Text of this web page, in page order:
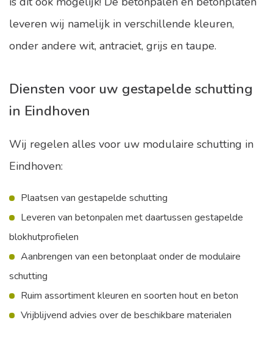
leveren wij namelijk in verschillende kleuren,
onder andere wit, antraciet, grijs en taupe.
Diensten voor uw gestapelde schutting
in Eindhoven
Wij regelen alles voor uw modulaire schutting in
Eindhoven:
Plaatsen van gestapelde schutting
Leveren van betonpalen met daartussen gestapelde
blokhutprofielen
Aanbrengen van een betonplaat onder de modulaire
schutting
Ruim assortiment kleuren en soorten hout en beton
Vrijblijvend advies over de beschikbare materialen